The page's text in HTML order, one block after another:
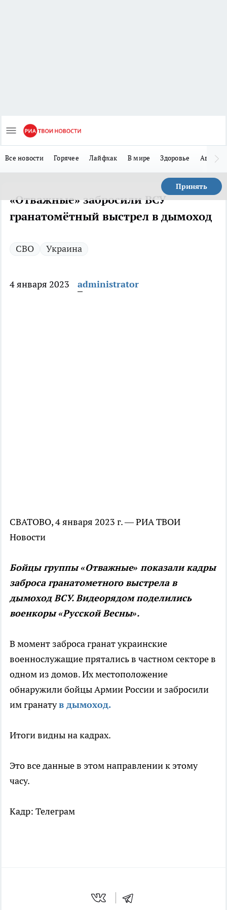
Все новости Горячее Лайфхак В мире Здоровье Авто
Принять
«Отважные» забросили ВСУ
гранатомётный выстрел в дымоход
СВО Украина
4 января 2023 administrator
СВАТОВО, 4 января 2023 г. — РИА ТВОИ
Новости
Бойцы группы «Отважные» показали кадры
заброса гранатометного выстрела в
дымоход ВСУ. Видеорядом поделились
военкоры «Русской Весны».
В момент заброса гранат украинские
военнослужащие прятались в частном секторе в
одном из домов. Их местоположение
обнаружили бойцы Армии России и забросили
им гранатув дымоход.
Итоги видны на кадрах.
Это все данные в этом направлении к этому
часу.
Кадр: Телеграм